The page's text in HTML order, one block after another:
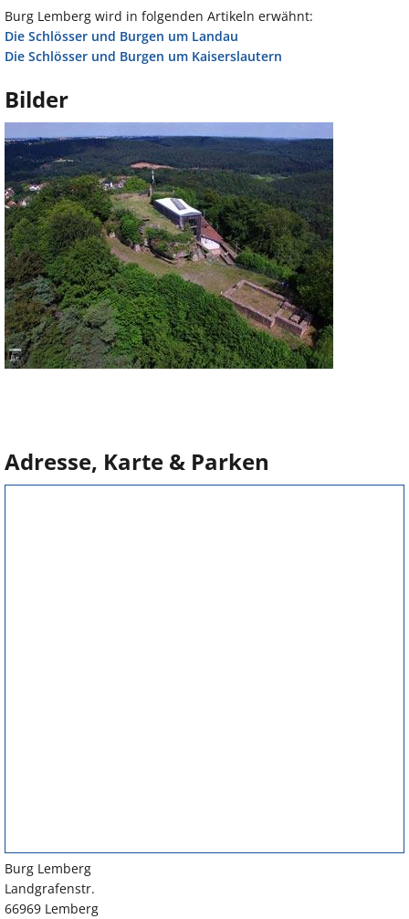
Burg Lemberg wird in folgenden Artikeln erwähnt:
Die Schlösser und Burgen um Landau
Die Schlösser und Burgen um Kaiserslautern
Bilder
Adresse, Karte & Parken
Burg Lemberg
Landgrafenstr.
66969 Lemberg